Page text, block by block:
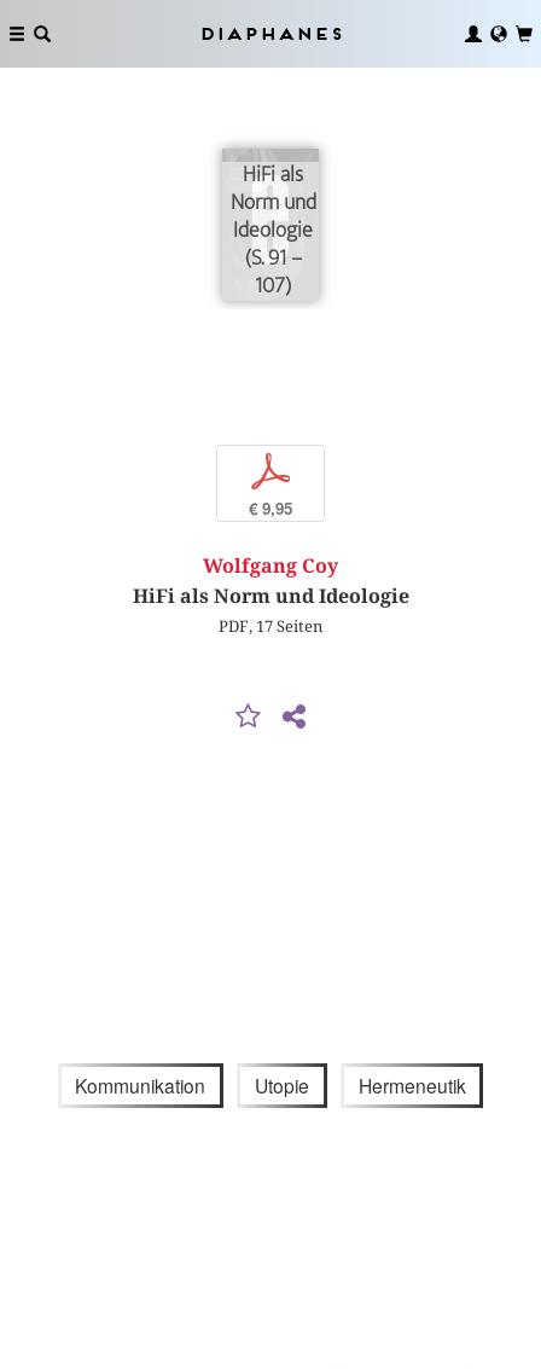
Diaphanes
HiFi als
Norm und
Ideologie
(S. 91 –
107)
p
€ 9,95
Wolfgang Coy
HiFi als Norm und Ideologie
PDF, 17 Seiten
Kommunikation Utopie Hermeneutik